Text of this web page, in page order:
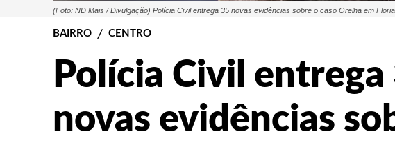
(Foto: ND Mais / Divulgação) Polícia Civil entrega 35 novas evidências sobre o caso Orelha em
BAIRRO CENTRO
Polícia Civil entrega
novas evidências